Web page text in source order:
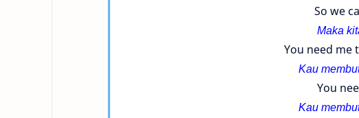
So we
Maka
You need me
Kau
You
Kau